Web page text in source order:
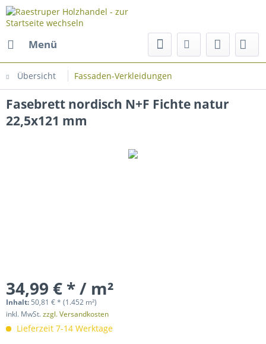
Menü
Übersicht Fassaden-Verkleidungen
Fasebrett nordisch N+F Fichte natur
22,5x121 mm
34,99 € * / m²
Inhalt: 50,81 € * (1.452 m²)
inkl. MwSt.zzgl. Versandkosten
Lieferzeit 7-14 Werktage